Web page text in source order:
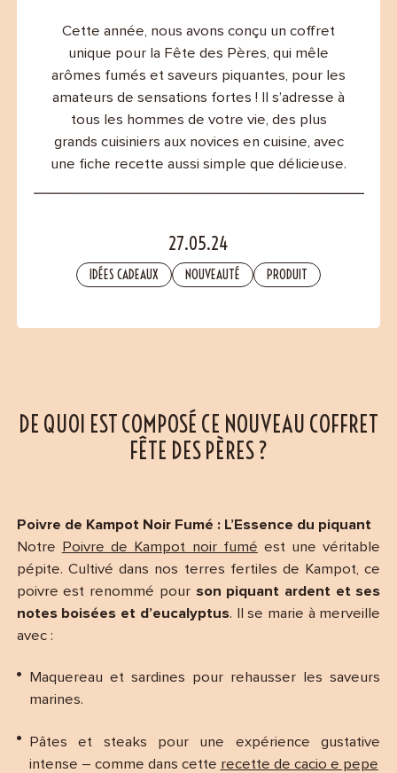
Cette année, nous avons conçu un coffret
unique pour la Fête des Pères, qui mêle
arômes fumés et saveurs piquantes, pour les
amateurs de sensations fortes ! Il s’adresse à
tous les hommes de votre vie, des plus
grands cuisiniers aux novices en cuisine, avec
une fiche recette aussi simple que délicieuse.
27.05.24
IDÉES CADEAUX NOUVEAUTÉ PRODUIT
DE QUOI EST COMPOSÉ CE NOUVEAU COFFRET
FÊTE DES PÈRES ?
Poivre de Kampot Noir Fumé : L’Essence du piquant
Notre
Poivre de Kampot noir fumé est une véritable
pépite. Cultivé dans nos terres fertiles de Kampot, ce
poivre est renommé pour son piquant ardent et ses
notes boisées et d’eucalyptus. Il se marie à merveille
avec :
Maquereau et sardines pour rehausser les saveurs
marines.
Pâtes et steaks pour une expérience gustative
intense – comme dans cette recette de cacio e pepe